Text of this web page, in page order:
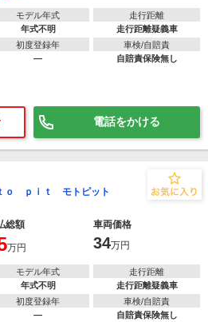
モデル年式
年式不明
走行距離
走行距離疑義車
初度登録年
―
車検/自賠責
自賠責保険無し
電話をかける
ｏ ｐｉｔ モトピット
総額 車両価格
万円 34万円
モデル年式
年式不明
走行距離
走行距離疑義車
初度登録年
―
車検/自賠責
自賠責保険無し